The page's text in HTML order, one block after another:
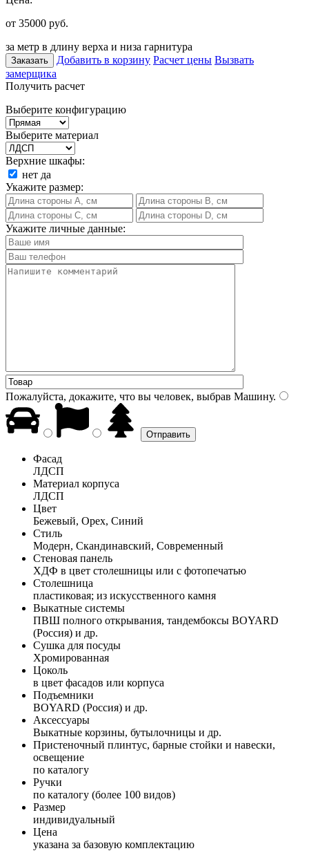
от 35000 руб.
за метр в длину верха и низа гарнитура
Заказать Добавить в корзину Расчет цены Вызвать
замерщика
Получить расчет
Выберите конфигурацию
Выберите материал
Верхние шкафы:
нет да
Укажите размер:
Укажите личные данные:
Пожалуйста, докажите, что вы человек, выбрав Машину.
Фасад
ЛДСП
Материал корпуса
ЛДСП
Цвет
Бежевый, Орех, Синий
Стиль
Модерн, Скандинавский, Современный
Стеновая панель
ХДФ в цвет столешницы или с фотопечатью
Столешница
пластиковая; из искусственного камня
Выкатные системы
ПВШ полного открывания, тандембоксы BOYARD
(Россия) и др.
Сушка для посуды
Хромированная
Цоколь
в цвет фасадов или корпуса
Подъемники
BOYARD (Россия) и др.
Аксессуары
Выкатные корзины, бутылочницы и др.
Пристеночный плинтус, барные стойки и навески,
освещение
по каталогу
Ручки
по каталогу (более 100 видов)
Размер
индивидуальный
Цена
указана за базовую комплектацию